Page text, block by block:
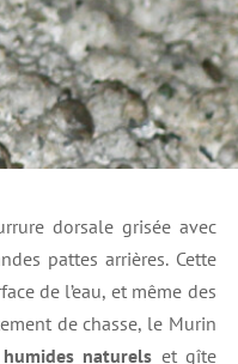
dorsale grisée avec
pattes arrières. Cette
de l’eau, et même des
de chasse, le Murin
naturels et gîte